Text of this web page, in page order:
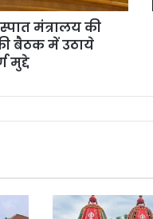
मंत्रालय की
बैठक में उठाये
मुद्दे